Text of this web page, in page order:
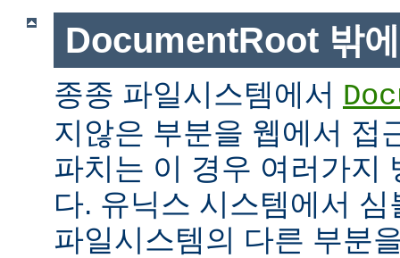
DocumentRoot 밖
종종 파일시스템에서
지않은 부분을 웹에서 접
파치는 이 경우 여러가지
다. 유닉스 시스템에서
파일시스템의 다른 부분